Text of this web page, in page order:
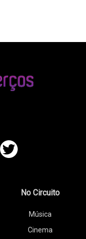
No Circuito
Música
Cinema